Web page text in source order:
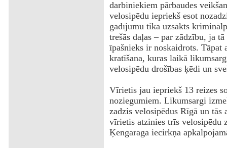
darbiniekiem pārbaudes
velosipēdu iepriekš esot
gadījumu tika uzsākts
trešās daļas – par zādzību, ja
īpašnieks ir noskaidrots. Tāpat
kratīšana, kuras laikā
velosipēdu drošības ķēdi un
Vīrietis jau iepriekš 13 reizes
noziegumiem. Likumsargi
zadzis velosipēdus Rīgā un
vīrietis atzinies trīs velosipēdu
Ķengaraga iecirkņa